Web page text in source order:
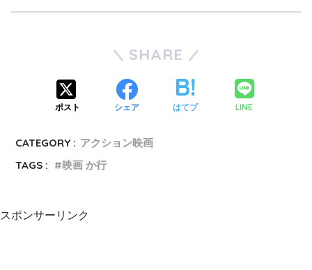
SHARE
ポスト シェア はてブ LINE
CATEGORY : アクション映画
TAGS :
映画 か行
スポンサーリンク